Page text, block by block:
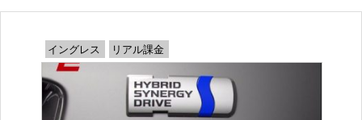
イングレス リアル課金